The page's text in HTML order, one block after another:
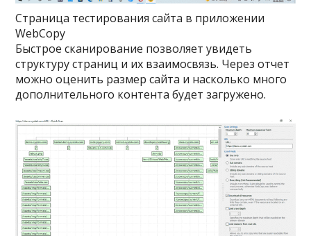
Страница тестирования сайта в приложении
WebCopy
Быстрое сканирование позволяет увидеть
структуру страниц и их взаимосвязь. Через отчет
можно оценить размер сайта и насколько много
дополнительного контента будет загружено.